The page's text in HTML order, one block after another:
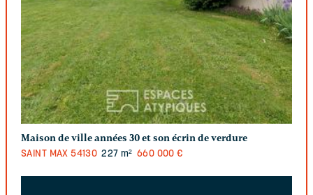
Maison de ville années 30 et son écrin de verdure
SAINT MAX 54130 227 m² 660 000 €